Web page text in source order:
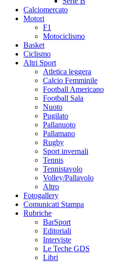
Calciomercato
Motori
F1
Motociclismo
Basket
Ciclismo
Altri Sport
Atletica leggera
Calcio Femminile
Football Americano
Football Sala
Nuoto
Pugilato
Pallanuoto
Pallamano
Rugby
Sport invernali
Tennis
Tennistavolo
Volley/Pallavolo
Altro
Fotogallery
Comunicati Stampa
Rubriche
BarSport
Editoriali
Interviste
Le Teche GDS
Libri